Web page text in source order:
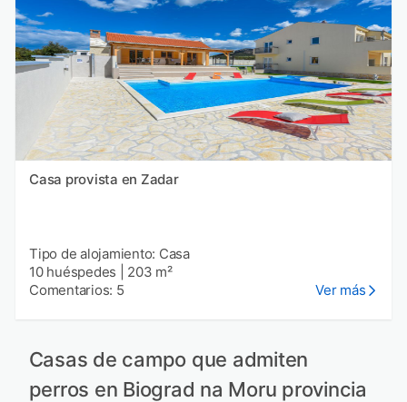
Casa provista en Zadar
Tipo de alojamiento: Casa
10 huéspedes
203 m²
Comentarios: 5
Ver más
Casas de campo que admiten
perros en Biograd na Moru provincia